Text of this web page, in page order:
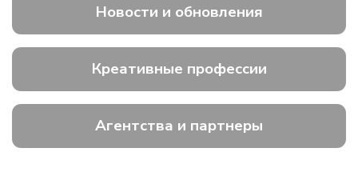
Новости и обновления
Креативные профессии
Агентства и партнеры